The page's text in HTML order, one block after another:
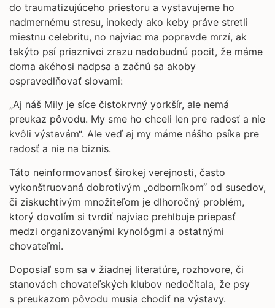
do traumatizujúceho priestoru a vystavujeme ho
nadmernému stresu, inokedy ako keby práve stretli
miestnu celebritu, no najviac ma popravde mrzí, ak
takýto psí priaznivci zrazu nadobudnú pocit, že máme
doma akéhosi nadpsa a začnú sa akoby
ospravedlňovať slovami:
„Aj náš Mily je síce čistokrvný yorkšír, ale nemá
preukaz pôvodu. My sme ho chceli len pre radosť a nie
kvôli výstavám“. Ale veď aj my máme nášho psíka pre
radosť a nie na biznis.
Táto neinformovanosť širokej verejnosti, často
vykonštruovaná dobrotivým „odborníkom“ od susedov,
či ziskuchtivým množiteľom je dlhoročný problém,
ktorý dovolím si tvrdiť najviac prehlbuje priepasť
medzi organizovanými kynológmi a ostatnými
chovateľmi.
Doposiaľ som sa v žiadnej literatúre, rozhovore, či
stanovách chovateľských klubov nedočítala, že psy
s preukazom pôvodu musia chodiť na výstavy.